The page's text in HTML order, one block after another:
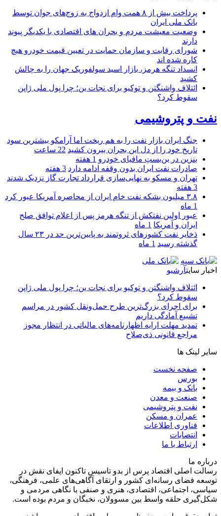
پرداخت بیش از ۸ همت وام ازدواج به زوج‌های جوان توسط
بانک ملی ایران
وضعیت معیشت مردم و بحران های اقتصادی با یکدیگر پیوند
دارند
شورای رقابت و سازمان حمایت در تعیین قیمت خودرو هیچ
کاره شده اند
انسداد تنگه هرمز، بازار اسید سولفوریک جهان را به چالش
کشید
ائتلاف واشنگتن و توکیو برای نجات ین؛ چرا پول ملی ژاپن
سقوط کرد؟
نفت و پتروشیمی
جنگ ایران بازار نفت را به هم ریخت اما آرامکو بیشترین سود
تاریخ خود را از دل این بحران بیرون کشید 22 ساعت
بنزین در بن‌بستِ مافیای خودرو 1 هفته
صادرات نفت ایران بدون وقفه ادامه دارد 3 هفته
تهران و مسکو به نهایی‌سازی قرارداد تجارت گاز نزدیک شدند
3 هفته
۳.۸ میلیون بشکه نفت خام ایران از محاصره آمریکا عبور کرد
1 ماه
عبور اولین نفتکش از تنگه هرمز پس از اعلام توافق صلح
ایران و آمریکا 1 ماه
ذخایر نفت کشورهای ثروتمند به پایین‌ترین حد در ۲۳ سال
گذشته رسید 1 ماه
اخبار سایتآرشیو
ائتلاف واشنگتن و توکیو برای نجات ین؛ چرا پول ملی ژاپن
سقوط کرد؟
برای اجرای بزرگ‌ترین طرح حمل‌ونقل کشور در مراسم
تشییع آمادگی داریم
تمدید مهلت ارایه اظهارنامه‌های مالیاتی در انتظار مجوز
مراجع قانونی ذی‌‏صلاح
سایر لینک ها
صفحه نخست
بورس
بانک و بیمه
صنعت و معدن
نفت و پتروشیمی
عمران و مسکن
فناوری اطلاعات
انتصابات
ارتباط با ما
درباره ما
رسالت اصلی اقتصاد پرس از بدو تاسیس تاکنون ایفای نقش در
توسعه فضای رسانه‌ای کشور و ارتقای آگاهی‌های علمی، فرهنگی،
سیاسی، اجتماعی، اقتصادی، هنری و صنفی با نگاهی مردمی و
شکل‌گیری حلقه واسط بین مسوولان، نخبگان و مردم بوده است.